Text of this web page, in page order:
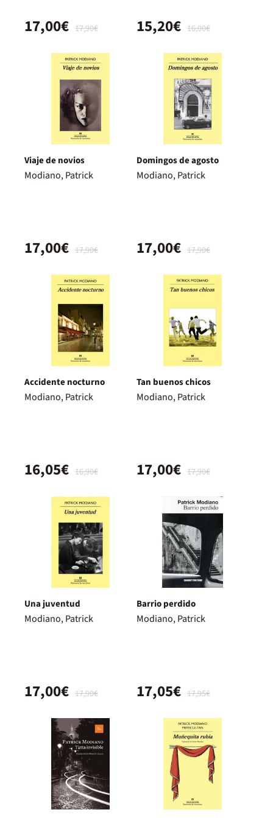
17,90€
17,00€ 16,00€
15,20€
Viaje de novios
Modiano, Patrick
17,90€
17,00€
Domingos de agosto
Modiano, Patrick
17,90€
17,00€
Accidente nocturno
Modiano, Patrick
16,90€
16,05€
Tan buenos chicos
Modiano, Patrick
17,90€
17,00€
Una juventud
Modiano, Patrick
17,90€
17,00€
Barrio perdido
Modiano, Patrick
17,95€
17,05€